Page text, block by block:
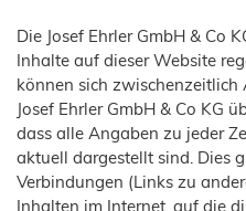
Die Josef Ehrler GmbH & Co
Inhalte auf dieser Website
können sich zwischenzeitlich
Josef Ehrler GmbH & Co KG
dass alle Angaben zu jeder
aktuell dargestellt sind. Dies
Verbindungen (Links zu
Inhalten im Internet, auf die